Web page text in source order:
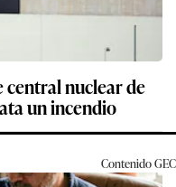
central nuclear de
un incendio
ContenidoGEC